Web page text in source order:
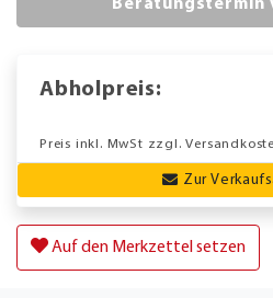
Beratungstermin
Abholpreis:
Preis inkl. MwSt zzgl.
Zur
Auf den Merkzettel setzen